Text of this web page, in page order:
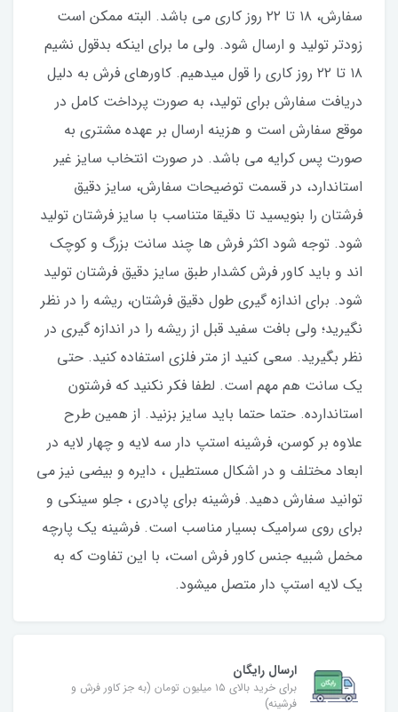
سفارش، ۱۸ تا ۲۲ روز کاری می باشد. البته ممکن است
زودتر تولید و ارسال شود. ولی ما برای اینکه بدقول نشیم
۱۸ تا ۲۲ روز کاری را قول میدهیم. کاورهای فرش به دلیل
دریافت سفارش برای تولید، به صورت پرداخت کامل در
موقع سفارش است و هزینه ارسال بر عهده مشتری به
صورت پس کرایه می باشد. در صورت انتخاب سایز غیر
استاندارد، در قسمت توضیحات سفارش، سایز دقیق
فرشتان را بنویسید تا دقیقا متناسب با سایز فرشتان تولید
شود. توجه شود اکثر فرش ها چند سانت بزرگ و کوچک
اند و باید کاور فرش کشدار طبق سایز دقیق فرشتان تولید
شود. برای اندازه گیری طول دقیق فرشتان، ریشه را در نظر
نگیرید؛ ولی بافت سفید قبل از ریشه را در اندازه گیری در
نظر بگیرید. سعی کنید از متر فلزی استفاده کنید. حتی
یک سانت هم مهم است. لطفا فکر نکنید که فرشتون
استاندارده. حتما حتما باید سایز بزنید. از همین طرح
علاوه بر کوسن، فرشینه استپ دار سه لایه و چهار لایه در
ابعاد مختلف و در اشکال مستطیل ، دایره و بیضی نیز می
توانید سفارش دهید. فرشینه برای پادری ، جلو سینکی و
برای روی سرامیک بسیار مناسب است. فرشینه یک پارچه
مخمل شبیه جنس کاور فرش است، با این تفاوت که به
یک لایه استپ دار متصل میشود.
ارسال رایگان
برای خرید بالای ۱۵ میلیون تومان (به جز کاور فرش و
فرشینه)